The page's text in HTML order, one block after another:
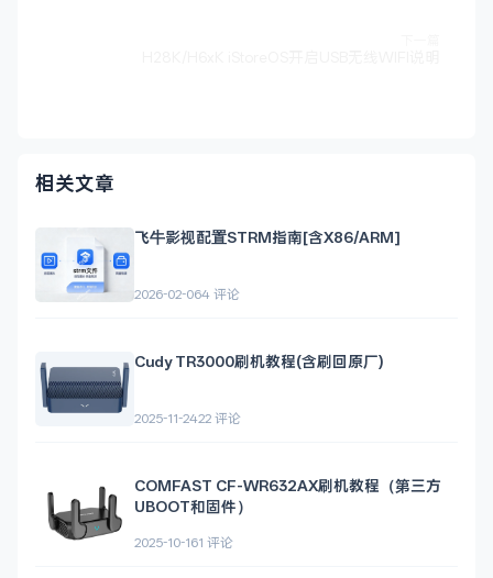
相关文章
飞牛影视配置STRM指南[含X86/ARM]
2026-02-064 评论
Cudy TR3000刷机教程(含刷回原厂)
2025-11-2422 评论
COMFAST CF-WR632AX刷机教程（第三方
UBOOT和固件）
2025-10-161 评论